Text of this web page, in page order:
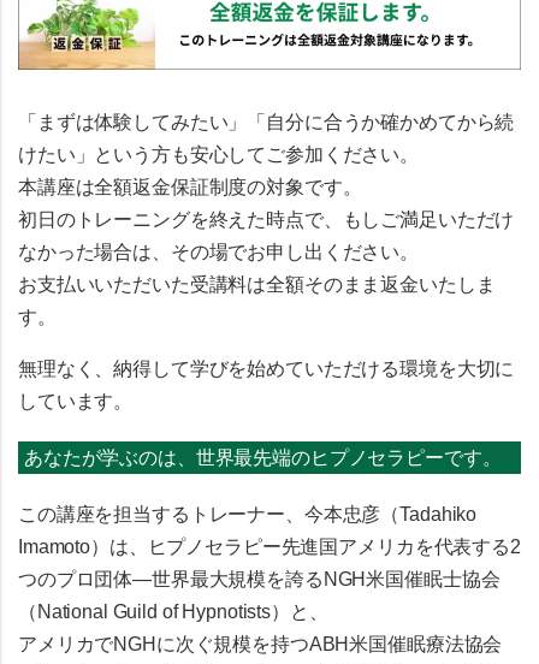
「まずは体験してみたい」「自分に合うか確かめてから続
けたい」という方も安心してご参加ください。
本講座は全額返金保証制度の対象です。
初日のトレーニングを終えた時点で、もしご満足いただけ
なかった場合は、その場でお申し出ください。
お支払いいただいた受講料は全額そのまま返金いたしま
す。
無理なく、納得して学びを始めていただける環境を大切に
しています。
あなたが学ぶのは、世界最先端のヒプノセラピーです。
この講座を担当するトレーナー、 今本忠彦（Tadahiko
Imamoto） は、ヒプノセラピー先進国アメリカを代表する2
つのプロ団体―世界最大規模を誇る NGH米国催眠士協会
（National Guild of Hypnotists）
と、
アメリカでNGHに次ぐ規模を持つABH米国催眠療法協会